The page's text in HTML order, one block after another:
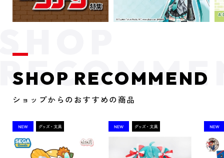
SHOP RECOMMEND
ショップからのおすすめの商品